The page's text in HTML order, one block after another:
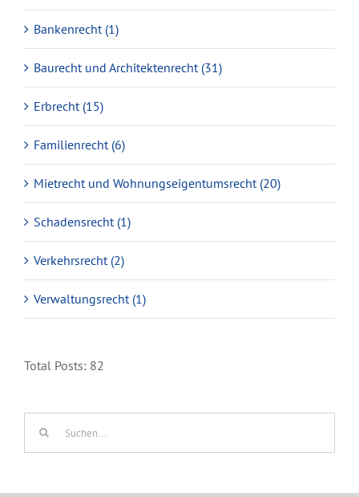
Bankenrecht (1)
Baurecht und Architektenrecht (31)
Erbrecht (15)
Familienrecht (6)
Mietrecht und Wohnungseigentumsrecht (20)
Schadensrecht (1)
Verkehrsrecht (2)
Verwaltungsrecht (1)
Total Posts: 82